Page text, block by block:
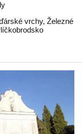
vrchy, Železné